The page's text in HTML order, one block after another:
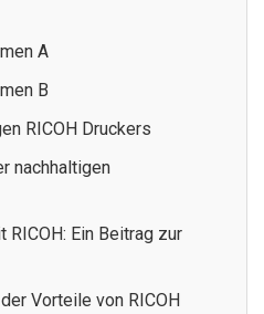
A
B
RICOH Druckers
nachhaltigen
RICOH: Ein Beitrag zur
Vorteile von RICOH